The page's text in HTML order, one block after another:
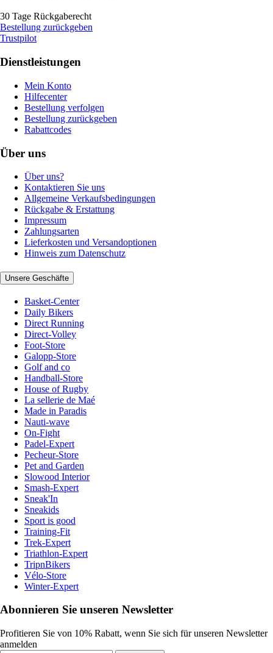
30 Tage Rückgaberecht
Bestellung zurückgeben
Trustpilot
Dienstleistungen
Mein Konto
Hilfecenter
Bestellung verfolgen
Bestellung zurückgeben
Rabattcodes
Über uns
Über uns?
Kontaktieren Sie uns
Allgemeine Verkaufsbedingungen
Rückgabe & Erstattung
Impressum
Zahlungsarten
Lieferkosten und Versandoptionen
Hinweis zum Datenschutz
Unsere Geschäfte
Basket-Center
Daily Bikers
Direct Running
Direct-Volley
Foot-Store
Galopp-Store
Golf and co
Handball-Store
House of Rugby
La sellerie de Maé
Made in Paradis
Nauti-wave
On-Fight
Padel-Expert
Pecheur-Store
Pet and Garden
Slowood Interior
Smash-Expert
Sneak'In
Sneakids
Sport is good
Training-Fit
Trek-Expert
Triathlon-Expert
TripnBikers
Vélo-Store
Winter-Expert
Abonnieren Sie unseren Newsletter
Profitieren Sie von 10% Rabatt, wenn Sie sich für unseren Newsletter
anmelden